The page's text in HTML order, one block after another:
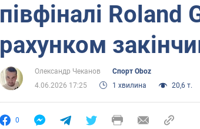
півфіналі Roland
рахунком
Олександр Чеканов
Спорт Oboz
4.06.2026 17:25
1 хвилина 20,6 т.
0